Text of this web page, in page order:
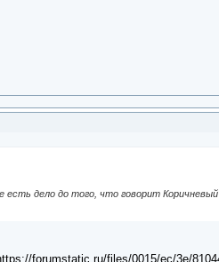
дело до того, что говорит